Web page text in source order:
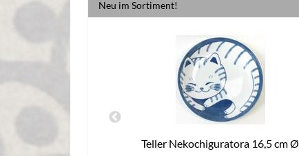
Neu im Sortiment!
16,5 cm Ø Teller Nekochiguratora 16,5 cm Ø